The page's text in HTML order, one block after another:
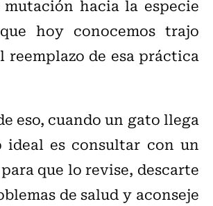
mutación hacia la especie
hoy conocemos trajo
reemplazo de esa práctica
eso, cuando un gato llega
ideal es consultar con un
que lo revise, descarte
de salud y aconseje